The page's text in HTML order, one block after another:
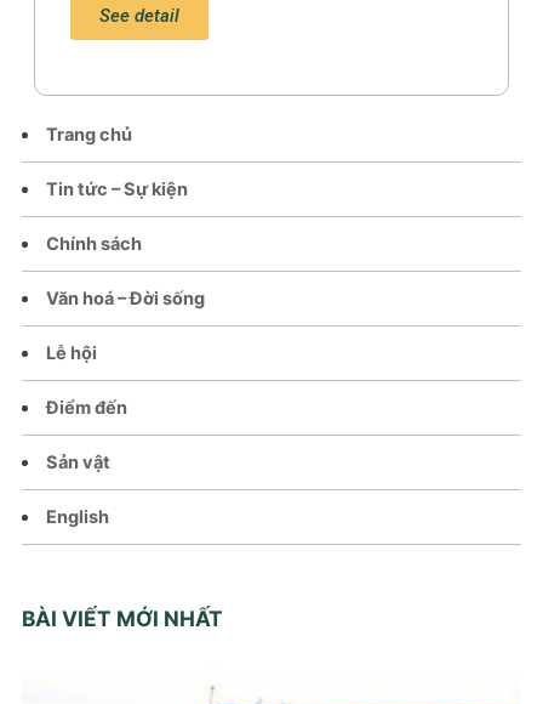
Trang chủ
Tin tức – Sự kiện
Chính sách
Văn hoá – Đời sống
Lễ hội
Điểm đến
Sản vật
English
BÀI VIẾT MỚI NHẤT
See detail